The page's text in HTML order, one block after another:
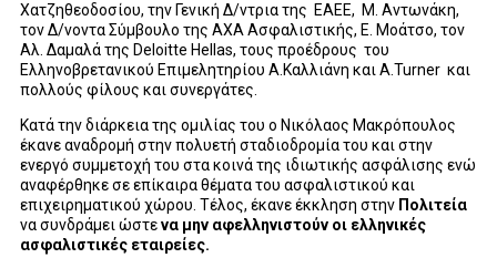
Χατζηθεοδοσίου, την Γενική Δ/ντρια της ΕΑΕΕ, Μ. Αντωνάκη,
τον Δ/νοντα Σύμβουλο της ΑΧΑ Ασφαλιστικής, Ε. Μοάτσο, τον
Αλ. Δαμαλά της Deloitte Hellas, τους προέδρους του
Ελληνοβρετανικού Επιμελητηρίου Α.Καλλιάνη και Α. Turnerκαι
πολλούς φίλους και συνεργάτες.
Κατά την διάρκεια της ομιλίας του ο Νικόλαος Μακρόπουλος
έκανε αναδρομή στην πολυετή σταδιοδρομία του και στην
ενεργό συμμετοχή του στα κοινά της ιδιωτικής ασφάλισης ενώ
αναφέρθηκε σε επίκαιρα θέματα του ασφαλιστικού και
επιχειρηματικού χώρου. Τέλος, έκανε έκκληση στην Πολιτεία
να συνδράμει ώστενα μην αφελληνιστούν οι ελληνικές
ασφαλιστικές εταιρείες.